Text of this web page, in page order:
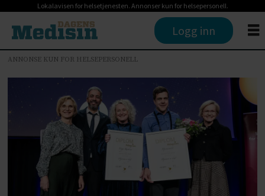
Lokalavisen for helsetjenesten. Annonser kun for helsepersonell.
Logg inn
ANNONSE KUN FOR HELSEPERSONELL